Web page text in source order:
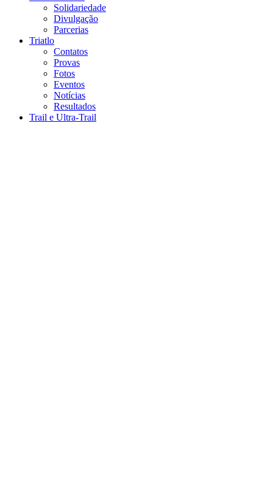
Solidariedade
Divulgação
Parcerias
Triatlo
Contatos
Provas
Fotos
Eventos
Notícias
Resultados
Trail e Ultra-Trail